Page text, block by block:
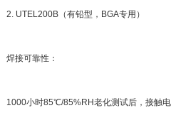
2. UTEL200B（有铅型，BGA专用）
焊接可靠性：
1000小时85℃/85%RH老化测试后，接触